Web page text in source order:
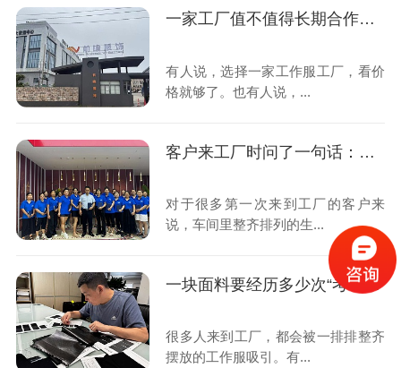
一家工厂值不值得长期合作？很多客户都会先看这件“小事”
有人说，选择一家工作服工厂，看价
格就够了。也有人说，...
客户来工厂时问了一句话：为什么你们每年都要接受第三方审核？
对于很多第一次来到工厂的客户来
说，车间里整齐排列的生...
一块面料要经历多少次“考试”，才能变成一件合格的工作服？
很多人来到工厂，都会被一排排整齐
摆放的工作服吸引。有...